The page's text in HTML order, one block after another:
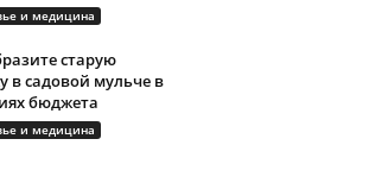
и медицина
старую
в садовой мульче в
бюджета
и медицина